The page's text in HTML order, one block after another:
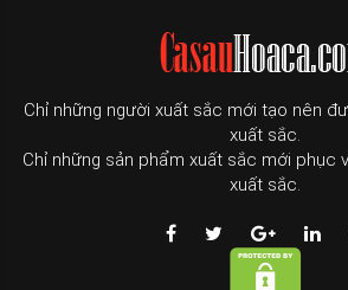
Chỉ những người xuất sắc mới tạo nên
xuất sắc.
Chỉ những sản phẩm xuất sắc mới phục
xuất sắc.